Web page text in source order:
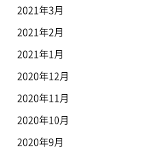
2021年3月
2021年2月
2021年1月
2020年12月
2020年11月
2020年10月
2020年9月